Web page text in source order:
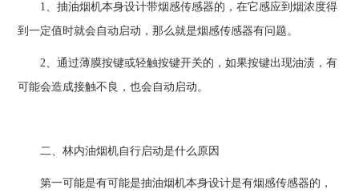
1、抽油烟机本身设计带烟感传感器的，在它感应到烟浓度得
到一定值时就会自动启动，那么就是烟感传感器有问题。
2、通过薄膜按键或轻触按键开关的，如果按键出现油渍，有
可能会造成接触不良，也会自动启动。
二、林内油烟机自行启动是什么原因
第一可能是有可能是抽油烟机本身设计是有烟感传感器的，